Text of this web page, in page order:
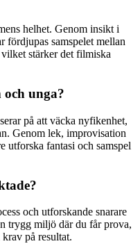
helhet. Genom insikt i
fördjupas samspelet mellan
vilket stärker det filmiska
unga?
på att väcka nyfikenhet,
Genom lek, improvisation
utforska fantasi och samspel
och utforskande snarare
trygg miljö där du får prova,
på resultat.